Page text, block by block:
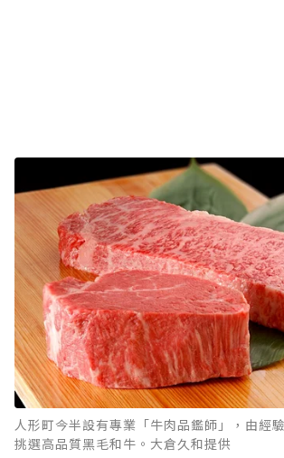
人形町今半設有專業「牛肉品鑑師」，由經
挑選高品質黑毛和牛。大倉久和提供